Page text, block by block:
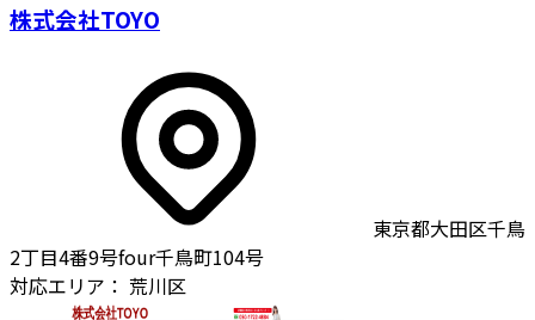
株式会社TOYO
東京都大田区千鳥
2丁目4番9号four千鳥町104号
対応エリア： 荒川区